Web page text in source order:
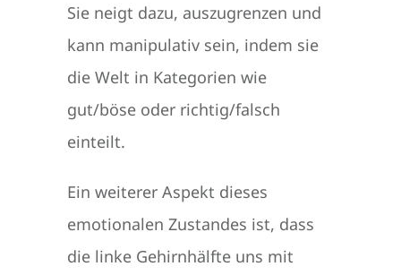
Sie neigt dazu, auszugrenzen und
kann manipulativ sein, indem sie
die Welt in Kategorien wie
gut/böse oder richtig/falsch
einteilt.
Ein weiterer Aspekt dieses
emotionalen Zustandes ist, dass
die linke Gehirnhälfte uns mit